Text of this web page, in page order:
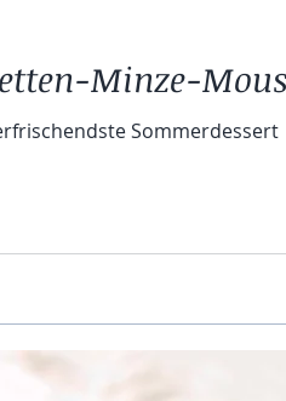
Minze-
Sommerdessert